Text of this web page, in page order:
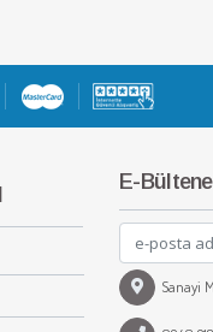
E-
Sanayi